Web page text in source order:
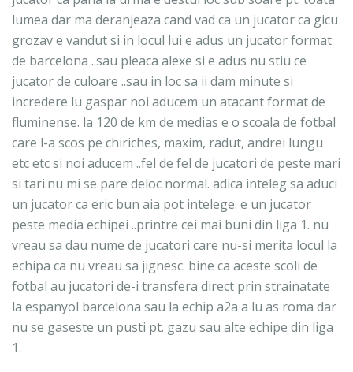
lumea dar ma deranjeaza cand vad ca un jucator ca gicu
grozav e vandut si in locul lui e adus un jucator format
de barcelona ..sau pleaca alexe si e adus nu stiu ce
jucator de culoare ..sau in loc sa ii dam minute si
incredere lu gaspar noi aducem un atacant format de
fluminense. la 120 de km de medias e o scoala de fotbal
care l-a scos pe chiriches, maxim, radut, andrei lungu
etc etc si noi aducem ..fel de fel de jucatori de peste mari
si tari.nu mi se pare deloc normal. adica inteleg sa aduci
un jucator ca eric bun aia pot intelege. e un jucator
peste media echipei ..printre cei mai buni din liga 1. nu
vreau sa dau nume de jucatori care nu-si merita locul la
echipa ca nu vreau sa jignesc. bine ca aceste scoli de
fotbal au jucatori de-i transfera direct prin strainatate
la espanyol barcelona sau la echip a2a a lu as roma dar
nu se gaseste un pusti pt. gazu sau alte echipe din liga
1.